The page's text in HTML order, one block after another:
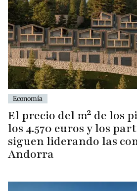
Economía
El precio del m² de los
los 4.570 euros y los
siguen liderando las
Andorra